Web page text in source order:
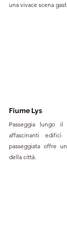
una vivace scena
Fiume Lys
Passeggia lungo
affascinanti
passeggiata offre
della città.